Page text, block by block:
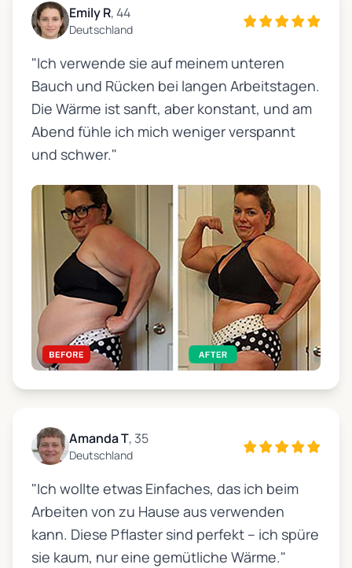
Emily R, 44
Deutschland
"Ich verwende sie auf meinem unteren
Bauch und Rücken bei langen Arbeitstagen.
Die Wärme ist sanft, aber konstant, und am
Abend fühle ich mich weniger verspannt
und schwer."
Amanda T, 35
Deutschland
"Ich wollte etwas Einfaches, das ich beim
Arbeiten von zu Hause aus verwenden
kann. Diese Pflaster sind perfekt – ich spüre
sie kaum, nur eine gemütliche Wärme."